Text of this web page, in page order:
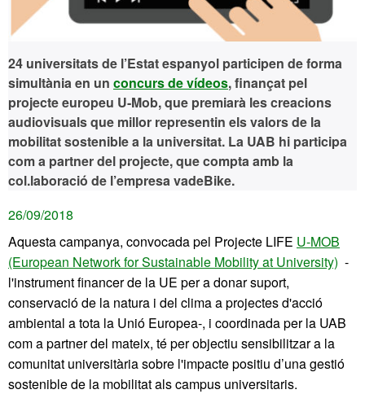
24 universitats de l’Estat espanyol participen de forma
simultània en un concurs de vídeos, finançat pel
projecte europeu U-Mob, que premiarà les creacions
audiovisuals que millor representin els valors de la
mobilitat sostenible a la universitat. La UAB hi participa
com a partner del projecte, que compta amb la
col.laboració de l’empresa vadeBike.
26/09/2018
Aquesta campanya, convocada pel Projecte LIFE U-MOB
(European Network for Sustainable Mobility at University) -
l'instrument financer de la UE per a donar suport,
conservació de la natura i del clima a projectes d'acció
ambiental a tota la Unió Europea-, i coordinada per la UAB
com a partner del mateix, té per objectiu sensibilitzar a la
comunitat universitària sobre l'impacte positiu d’una gestió
sostenible de la mobilitat als campus universitaris.